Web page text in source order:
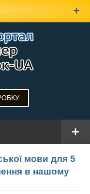
мови для 5
в нашому